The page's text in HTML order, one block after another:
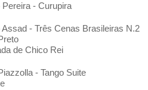
- Curupira
Assad - Três Cenas Brasileiras N.2
de Chico Rei
- Tango Suite